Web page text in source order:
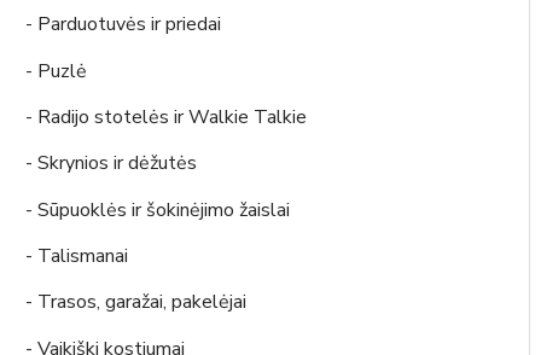
- Parduotuvės ir priedai
- Puzlė
- Radijo stotelės ir Walkie Talkie
- Skrynios ir dėžutės
- Sūpuoklės ir šokinėjimo žaislai
- Talismanai
- Trasos, garažai, pakelėjai
- Vaikiški kostiumai